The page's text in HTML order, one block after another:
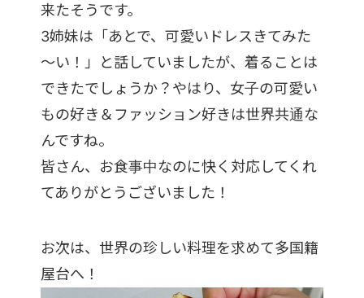
来たそうです。
3姉妹は「あとで、可愛いドレスきてみた
～い！」と話していましたが、着ることは
できたでしょうか？やはり、女子の可愛い
もの好き＆ファッション好きは世界共通な
んですね。
皆さん、お食事中なのに快く対応してくれ
てありがとうございました！
お次は、世界の珍しい料理を求めて多国籍
屋台へ！